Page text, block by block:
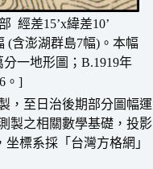
經差15’x緯差10’
(含澎湖群島7幅)。本幅
一地形圖；B.1919年
。]
，至日治後期部分圖幅運
製之相關數學基礎，投影
坐標系採「台灣方格網」